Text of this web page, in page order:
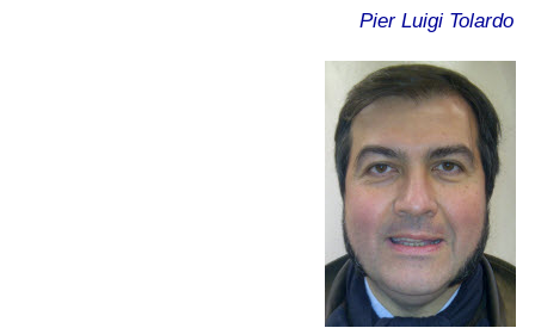
Pier Luigi Tolardo